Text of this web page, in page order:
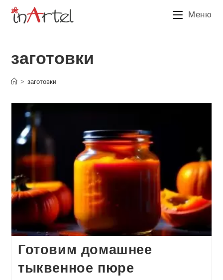
Перейти
Меню
заготовки
> заготовки
Готовим домашнее
тыквенное пюре